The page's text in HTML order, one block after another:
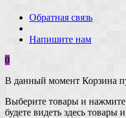
Обратная связь
Напишите нам
0
В данный момент Корзина
Выберите товары и
будете видеть здесь